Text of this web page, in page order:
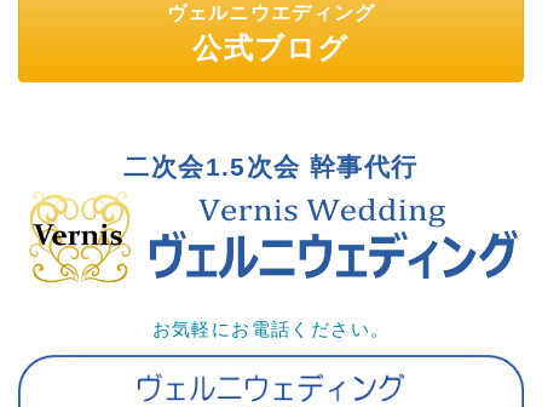
ヴェルニウエディング
公式ブログ
二次会1.5次会 幹事代行
お気軽にお電話ください。